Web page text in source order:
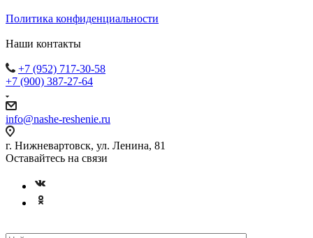
Политика конфиденциальности
Наши контакты
+7 (952) 717-30-58
+7 (900) 387-27-64
info@nashe-reshenie.ru
г. Нижневартовск, ул. Ленина, 81
Оставайтесь на связи